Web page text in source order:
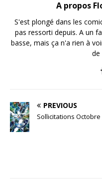
A propos
S'est plongé dans les
pas ressorti depuis. A un
basse, mais ça n'a rien à
de
PREVIOUS
Sollicitations Octobre